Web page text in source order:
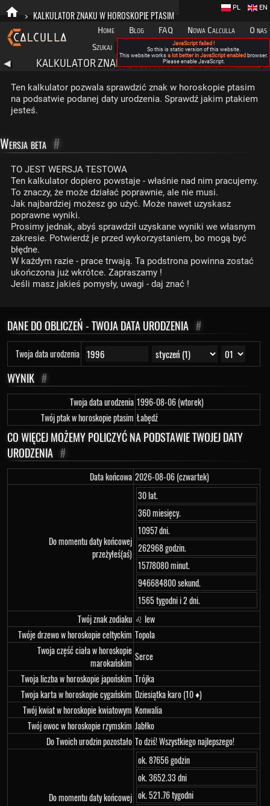
> KALKULATOR ZNAKU W HOROSKOPIE PTASIM
Home Blog FAQ Nowa Calculla
O nas
Szukaj
Kategorie
EN
PL
◀ KALKULATOR ZNAKU W HOROSKOPIE PTASIM
Ten kalkulator pozwala sprawdzić znak w horoskopie ptasim
na podsatwie podanej daty urodzenia. Sprawdź jakim ptakiem
jesteś.
Wersja beta #
TO JEST WERSJA TESTOWA
Ten kalkulator dopiero powstaje - właśnie nad nim pracujemy.
To znaczy, że może działać poprawnie, ale nie musi.
Jak najbardziej możesz go użyć. Może nawet uzyskasz
poprawne wyniki.
Prosimy jednak, abyś sprawdził uzyskane wyniki we własnym
zakresie. Potwierdź je przed wykorzystaniem, bo mogą być
błędne.
W każdym razie - prace trwają. Ta podstrona powinna zostać
ukończona już wkrótce. Zapraszamy !
Jeśli masz jakieś pomysły, uwagi - daj znać !
DANE DO OBLICZEŃ - TWOJA DATA URODZENIA #
Twoja data urodzenia
WYNIK #
Twoja data urodzenia 1996-08-06 (wtorek)
Twój ptak w horoskopie ptasim Łabędź
CO WIĘCEJ MOŻEMY POLICZYĆ NA PODSTAWIE TWOJEJ DATY
URODZENIA #
Data końcowa 2026-08-06 (czwartek)
Do momentu daty końcowej
przeżyłeś(aś)
30 lat.
360 miesięcy.
10957 dni.
262968 godzin.
15778080 minut.
946684800 sekund.
1565 tygodni i 2 dni.
Twój znak zodiaku ♌ lew
Twóje drzewo w horoskopie celtyckim Topola
Twoja część ciała w horoskopie
marokańskim
Serce
Twoja liczba w horoskopie japońskim Trójka
Twoja karta w horoskopie cygańskim Dziesiątka karo (10 ♦)
Twój kwiat w horoskopie kwiatowym Konwalia
Twój owoc w horoskopie rzymskim Jabłko
Do Twoich urodzin pozostało To dziś! Wszystkiego najlepszego!
Do momentu daty końcowej
ok. 87656 godzin
ok. 3652.33 dni
ok. 521.76 tygodni
JavaScript failed !
So this is static version of this website.
This website works a lot better in JavaScript enabled browser.
Please enable JavaScript.